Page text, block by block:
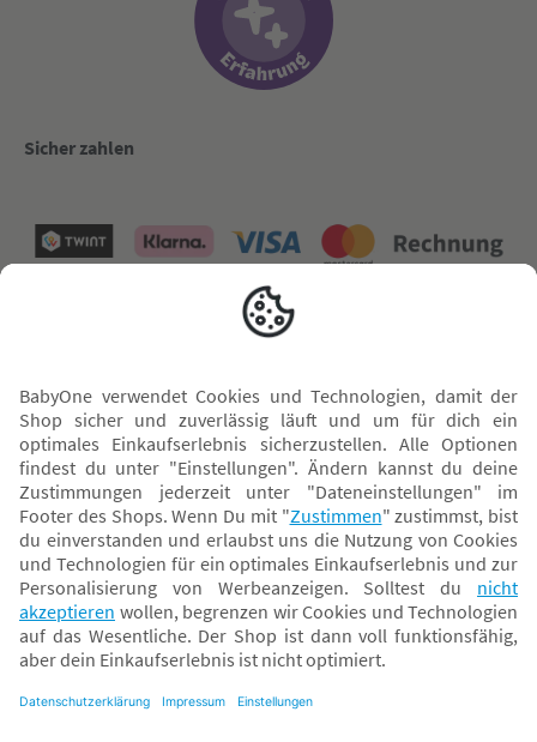
Sicher zahlen
* Alle Preise inkl. MwSt. und ggf. zzgl.Versandkosten. Der dargestellte Preis gilt -
abhängig von der von dir gewählten Option - im BabyOne-Onlineshop oder bei
Abholung in dem von dir gewählten BabyOne-Franchise-Betrieb. Der für den
Onlineshop geltende Preis stellt bei einem Verkauf durch unsere Franchise-
Nehmer eine unverbindliche Preisempfehlung dar. Der Verkaufspreis der
Franchise-Nehmer im Rahmen der Option „Reservieren und Abholen“ kann
Versandzeiten gelten nur bei Bezahlung mit einer der folgenden Zahlarten: